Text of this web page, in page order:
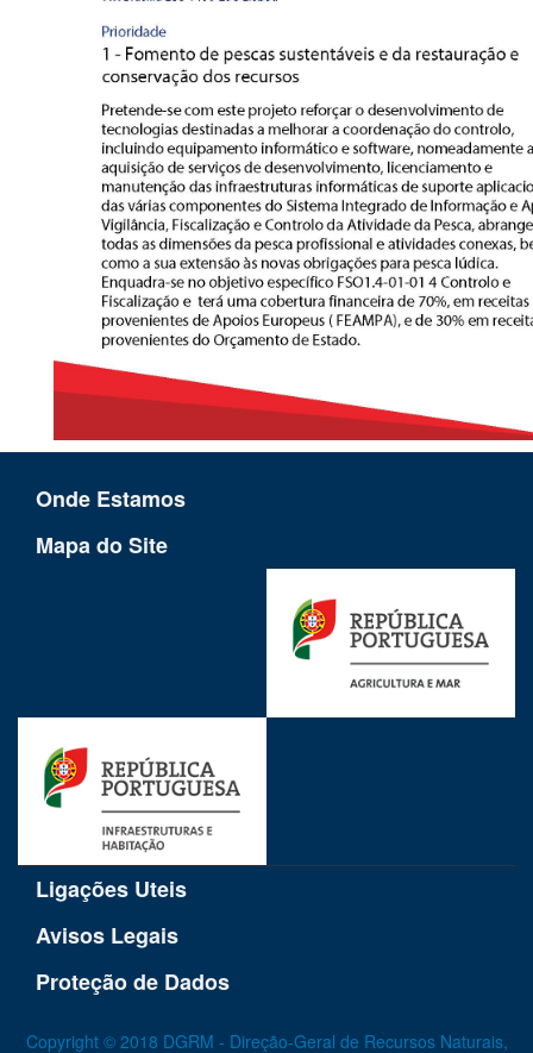
Onde Estamos
Mapa do Site
Ligações Uteis
Avisos Legais
Proteção de Dados
Copyright © 2018 DGRM - Direção-Geral de Recursos Naturais,